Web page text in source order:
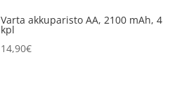
Varta akkuparisto AA, 2100 mAh, 4
kpl
14,90€